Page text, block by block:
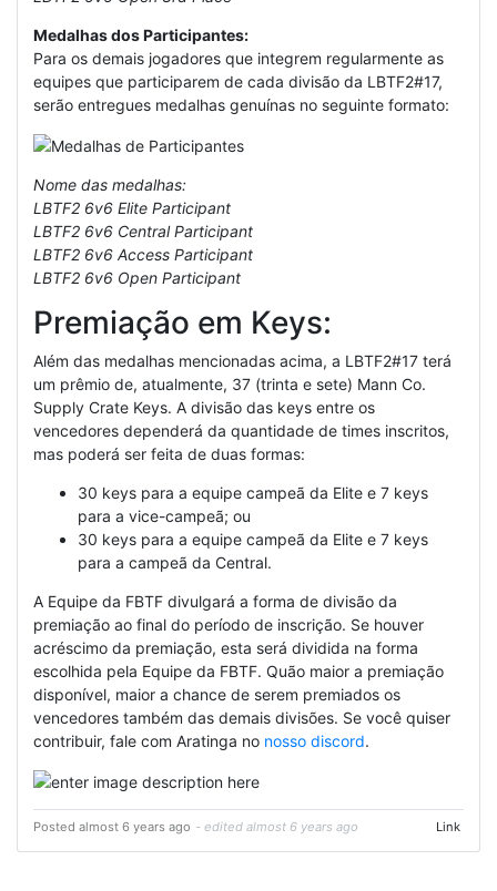
Medalhas dos Participantes:
Para os demais jogadores que integrem regularmente as
equipes que participarem de cada divisão da LBTF2#17,
serão entregues medalhas genuínas no seguinte formato:
Nome das medalhas:
LBTF2 6v6 Elite Participant
LBTF2 6v6 Central Participant
LBTF2 6v6 Access Participant
LBTF2 6v6 Open Participant
Premiação em Keys:
Além das medalhas mencionadas acima, a LBTF2#17 terá
um prêmio de, atualmente, 37 (trinta e sete) Mann Co.
Supply Crate Keys. A divisão das keys entre os
vencedores dependerá da quantidade de times inscritos,
mas poderá ser feita de duas formas:
30 keys para a equipe campeã da Elite e 7 keys
para a vice-campeã; ou
30 keys para a equipe campeã da Elite e 7 keys
para a campeã da Central.
A Equipe da FBTF divulgará a forma de divisão da
premiação ao final do período de inscrição. Se houver
acréscimo da premiação, esta será dividida na forma
escolhida pela Equipe da FBTF. Quão maior a premiação
disponível, maior a chance de serem premiados os
vencedores também das demais divisões. Se você quiser
contribuir, fale com Aratinga no nosso discord.
Posted almost 6 years ago - edited almost 6 years ago Link